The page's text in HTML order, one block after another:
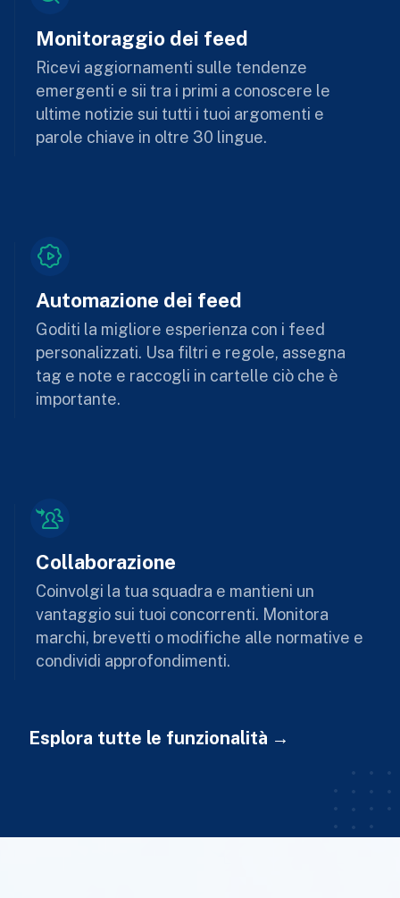
Monitoraggio dei feed
Ricevi aggiornamenti sulle tendenze
emergenti e sii tra i primi a conoscere le
ultime notizie sui tutti i tuoi argomenti e
parole chiave in oltre 30 lingue.
Automazione dei feed
Goditi la migliore esperienza con i feed
personalizzati. Usa filtri e regole, assegna
tag e note e raccogli in cartelle ciò che è
importante.
Collaborazione
Coinvolgi la tua squadra e mantieni un
vantaggio sui tuoi concorrenti. Monitora
marchi, brevetti o modifiche alle normative e
condividi approfondimenti.
Esplora tutte le funzionalità